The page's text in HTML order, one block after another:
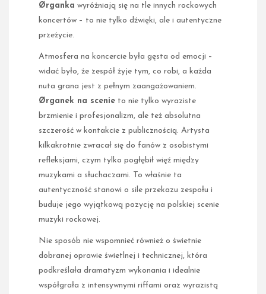
Ørganka wyróżniają się na tle innych rockowych
koncertów – to nie tylko dźwięki, ale i autentyczne
przeżycie.
Atmosfera na koncercie była gęsta od emocji –
widać było, że zespół żyje tym, co robi, a każda
nuta grana jest z pełnym zaangażowaniem.
Ørganek na scenie to nie tylko wyraziste
brzmienie i profesjonalizm, ale też absolutna
szczerość w kontakcie z publicznością. Artysta
kilkakrotnie zwracał się do fanów z osobistymi
refleksjami, czym tylko pogłębił więź między
muzykami a słuchaczami. To właśnie ta
autentyczność stanowi o sile przekazu zespołu i
buduje jego wyjątkową pozycję na polskiej scenie
muzyki rockowej.
Nie sposób nie wspomnieć również o świetnie
dobranej oprawie świetlnej i technicznej, która
podkreślała dramatyzm wykonania i idealnie
współgrała z intensywnymi riffami oraz wyrazistą